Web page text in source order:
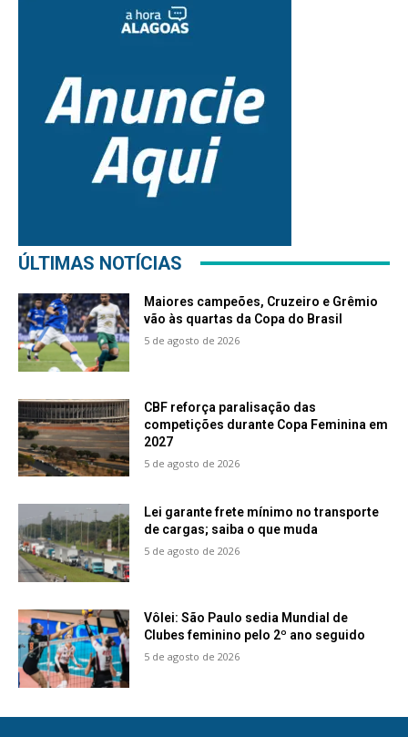
ÚLTIMAS NOTÍCIAS
Maiores campeões, Cruzeiro e Grêmio
vão às quartas da Copa do Brasil
5 de agosto de 2026
CBF reforça paralisação das
competições durante Copa Feminina em
2027
5 de agosto de 2026
Lei garante frete mínimo no transporte
de cargas; saiba o que muda
5 de agosto de 2026
Vôlei: São Paulo sedia Mundial de
Clubes feminino pelo 2º ano seguido
5 de agosto de 2026